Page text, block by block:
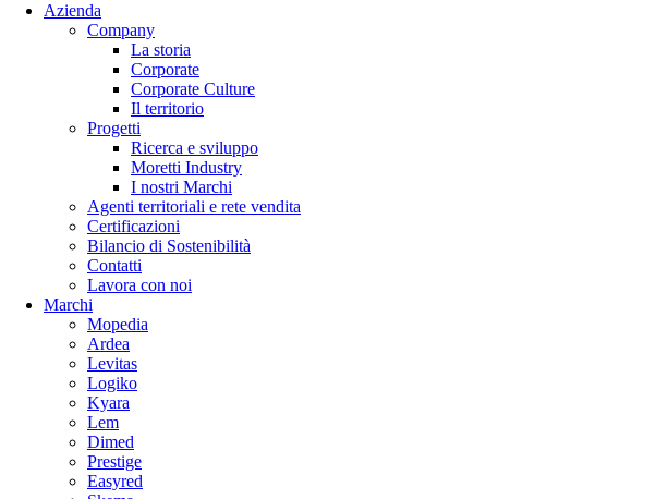
Azienda
Company
La storia
Corporate
Corporate Culture
Il territorio
Progetti
Ricerca e sviluppo
Moretti Industry
I nostri Marchi
Agenti territoriali e rete vendita
Certificazioni
Bilancio di Sostenibilità
Contatti
Lavora con noi
Marchi
Mopedia
Ardea
Levitas
Logiko
Kyara
Lem
Dimed
Prestige
Easyred